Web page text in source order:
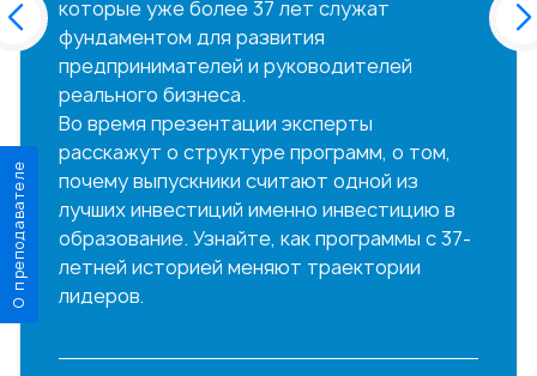
которые уже более 37 лет служат
фундаментом для развития
предпринимателей и руководителей
реального бизнеса.
Во время презентации эксперты
расскажут о структуре программ, о том,
почему выпускники считают одной из
лучших инвестиций именно инвестицию в
образование. Узнайте, как программы с 37-
летней историей меняют траектории
лидеров.
О преподавателе